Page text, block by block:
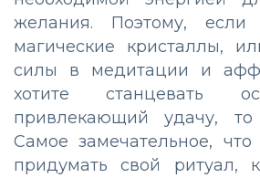
желания. Поэтому, если
магические кристаллы,
силы в медитации и
хотите станцевать
привлекающий удачу, то
Самое замечательное,
придумать свой ритуал,